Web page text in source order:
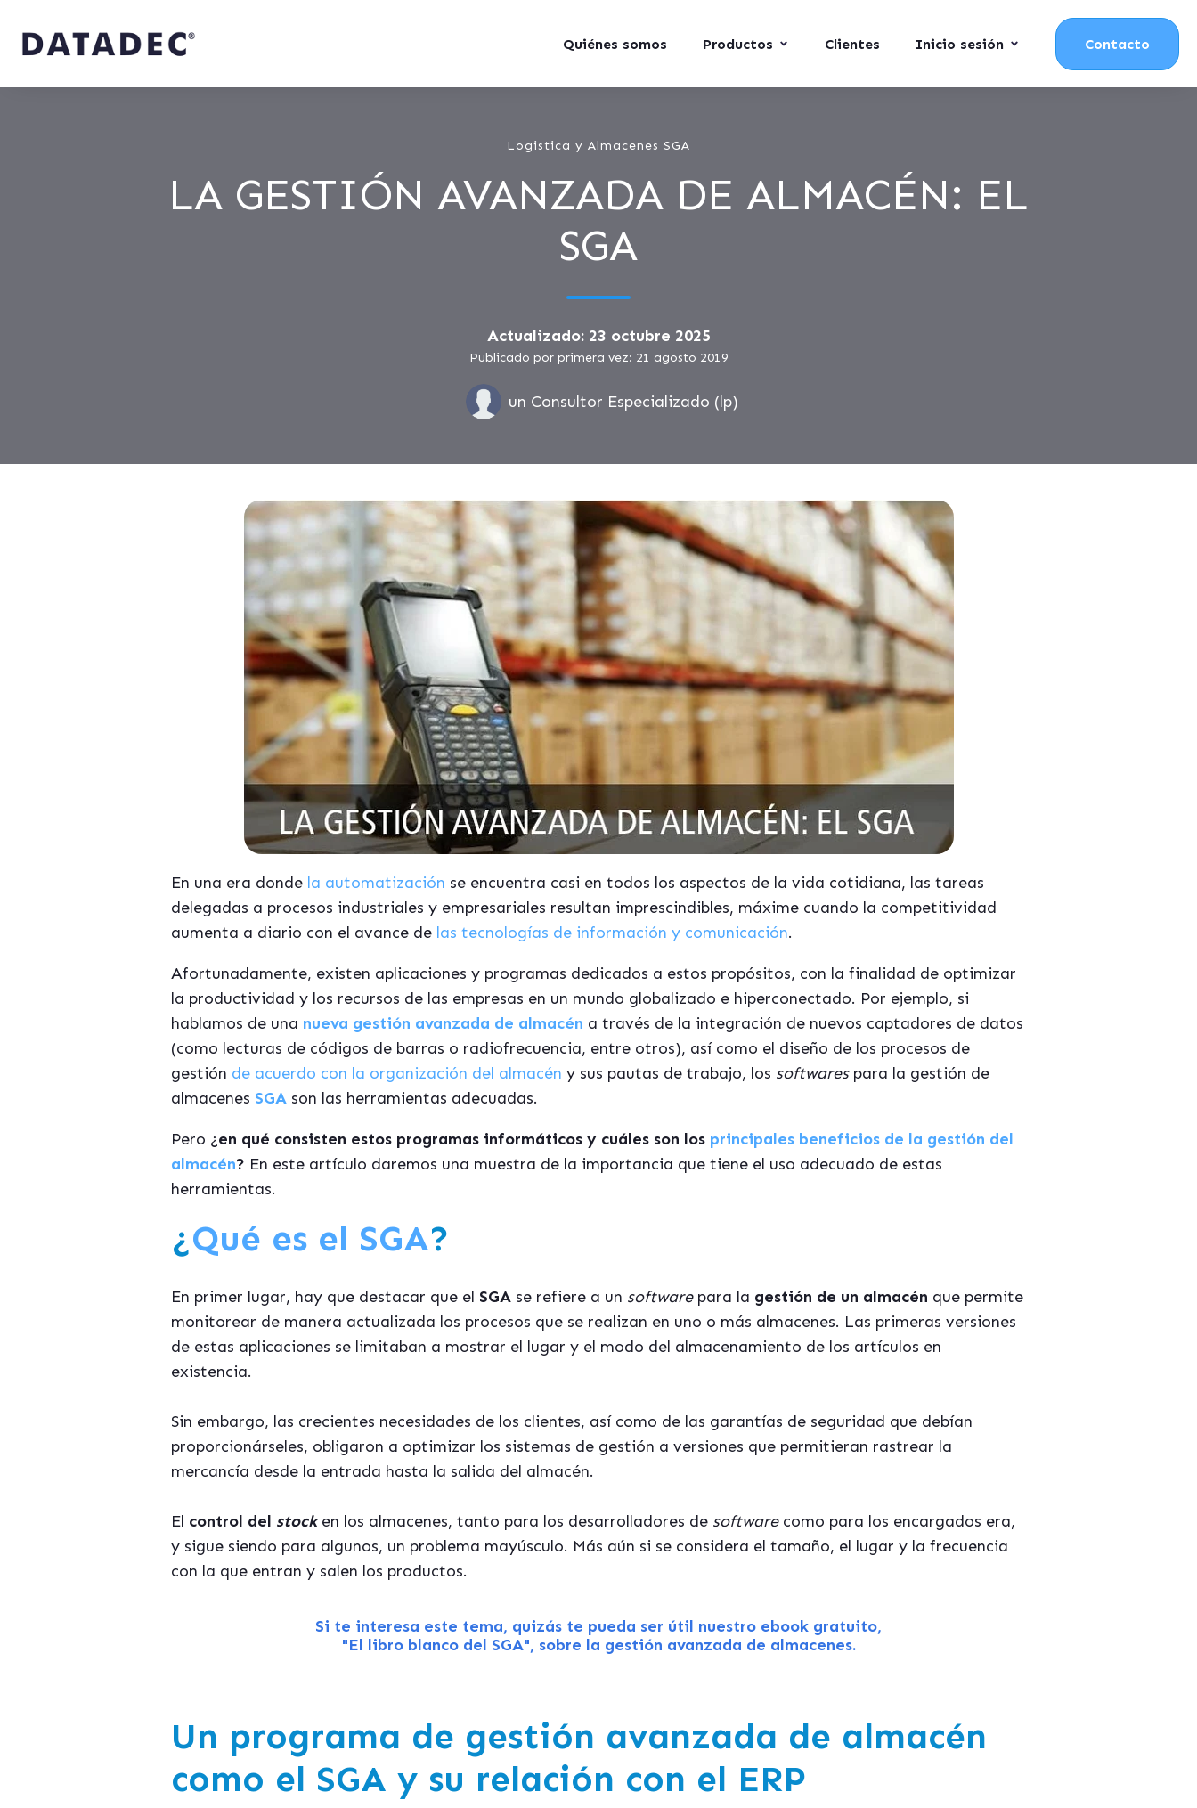
Quiénes somos Productos Clientes Inicio sesión Contacto
Logistica y Almacenes SGA
LA GESTIÓN AVANZADA DE ALMACÉN: EL
SGA
Actualizado: 23 octubre 2025
Publicado por primera vez: 21 agosto 2019
un Consultor Especializado (lp)
En una era donde la automatización se encuentra casi en todos los aspectos de la vida cotidiana, las tareas
delegadas a procesos industriales y empresariales resultan imprescindibles, máxime cuando la competitividad
aumenta a diario con el avance de las tecnologías de información y comunicación.
Afortunadamente, existen aplicaciones y programas dedicados a estos propósitos, con la finalidad de optimizar
la productividad y los recursos de las empresas en un mundo globalizado e hiperconectado. Por ejemplo, si
hablamos de una nueva gestión avanzada de almacén a través de la integración de nuevos captadores de datos
(como lecturas de códigos de barras o radiofrecuencia, entre otros), así como el diseño de los procesos de
gestión de acuerdo con la organización del almacén y sus pautas de trabajo, los softwarespara la gestión de
almacenes SGA son las herramientas adecuadas.
Pero ¿en qué consisten estos programas informáticos y cuáles son los principales beneficios de la gestión del
almacén? En este artículo daremos una muestra de la importancia que tiene el uso adecuado de estas
herramientas.
¿Qué es el SGA?
En primer lugar, hay que destacar que el SGA se refiere a un software para la gestión de un almacén que permite
monitorear de manera actualizada los procesos que se realizan en uno o más almacenes. Las primeras versiones
de estas aplicaciones se limitaban a mostrar el lugar y el modo del almacenamiento de los artículos en
existencia.
Sin embargo, las crecientes necesidades de los clientes, así como de las garantías de seguridad que debían
proporcionárseles, obligaron a optimizar los sistemas de gestión a versiones que permitieran rastrear la
mercancía desde la entrada hasta la salida del almacén.
El control del stocken los almacenes, tanto para los desarrolladores de softwarecomo para los encargados era,
y sigue siendo para algunos, un problema mayúsculo. Más aún si se considera el tamaño, el lugar y la frecuencia
con la que entran y salen los productos.
Si te interesa este tema, quizás te pueda ser útil nuestro ebook gratuito,
"El libro blanco del SGA", sobre la gestión avanzada de almacenes.
Un programa de gestión avanzada de almacén
como el SGA y su relación con el ERP